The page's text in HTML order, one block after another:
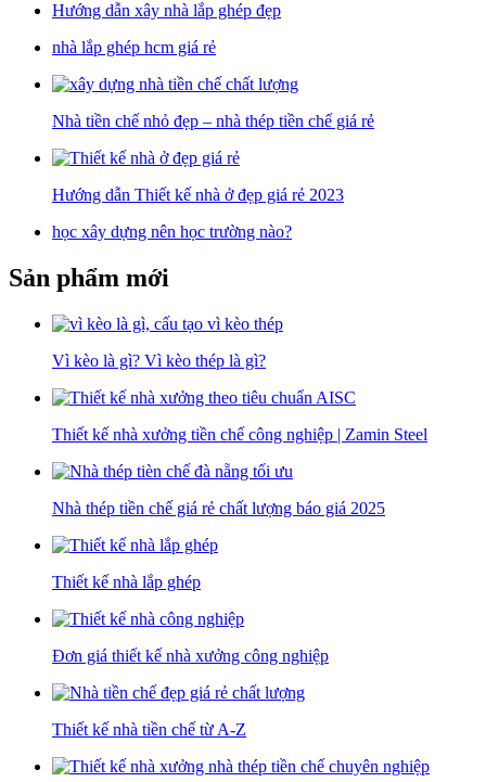
Hướng dẫn xây nhà lắp ghép đẹp
nhà lắp ghép hcm giá rẻ
Nhà tiền chế nhỏ đẹp – nhà thép tiền chế giá rẻ
Hướng dẫn Thiết kế nhà ở đẹp giá rẻ 2023
học xây dựng nên học trường nào?
Sản phẩm mới
Vì kèo là gì? Vì kèo thép là gì?
Thiết kế nhà xưởng tiền chế công nghiệp | Zamin Steel
Nhà thép tiền chế giá rẻ chất lượng báo giá 2025
Thiết kế nhà lắp ghép
Đơn giá thiết kế nhà xưởng công nghiệp
Thiết kế nhà tiền chế từ A-Z